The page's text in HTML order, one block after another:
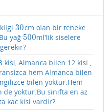
30
30cm olan bir teneke
yağ 500
500 ml'lik siselere
kisi, Almanca bilen 12 kisi ,
hem Almanca bilen
bilen yoktur.Hem
de yoktur.Bu sinifta en az
kac kisi vardir?